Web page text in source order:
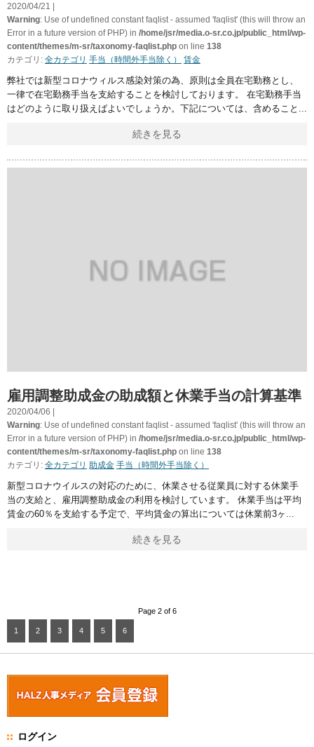
2020/04/21 |
Warning: Use of undefined constant faqlist - assumed 'faqlist' (this will throw an
Error in a future version of PHP) in /home/jsr/media.o-sr.co.jp/public_html/wp-
content/themes/m-sr/taxonomy-faqlist.php on line 138
カテゴリ: 全カテゴリ 手当（時間外手当除く） 賃金
弊社では新型コロナウィルス感染対策の為、原則は全員在宅勤務とし、
一律で在宅勤務手当を支給することを検討しております。 在宅勤務手当
はどのように取り扱えばよいでしょうか。下記については、含めること
続きを見る
雇用調整助成金の助成額と休業手当の計算基準
2020/04/06 |
Warning: Use of undefined constant faqlist - assumed 'faqlist' (this will throw an
Error in a future version of PHP) in /home/jsr/media.o-sr.co.jp/public_html/wp-
content/themes/m-sr/taxonomy-faqlist.php on line 138
カテゴリ: 全カテゴリ 助成金 手当（時間外手当除く）
新型コロナウイルスの対応のために、休業させる従業員に対する休業手
当の支給と、雇用調整助成金の利用を検討しています。 休業手当は平均
賃金の60％を支給する予定で、平均賃金の算出については休業前3ヶ
続きを見る
Page 2 of 6
1 2 3 4 5 6
ログイン